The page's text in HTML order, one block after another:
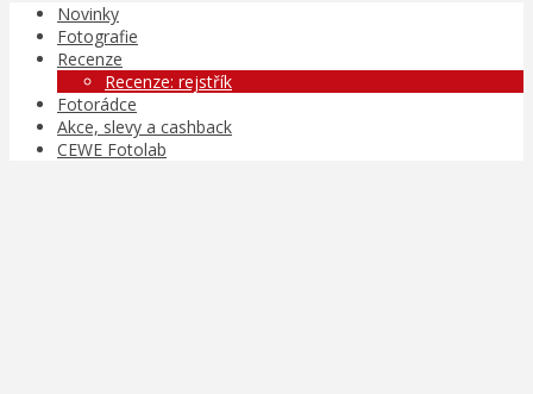
Novinky
Fotografie
Recenze
Recenze: rejstřík
Fotorádce
Akce, slevy a cashback
CEWE Fotolab